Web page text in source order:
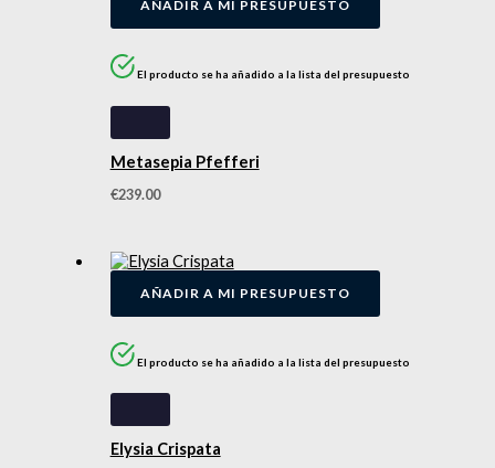
AÑADIR A MI PRESUPUESTO
El producto se ha añadido a la lista del presupuesto
Metasepia Pfefferi
€239.00
AÑADIR A MI PRESUPUESTO
El producto se ha añadido a la lista del presupuesto
Elysia Crispata